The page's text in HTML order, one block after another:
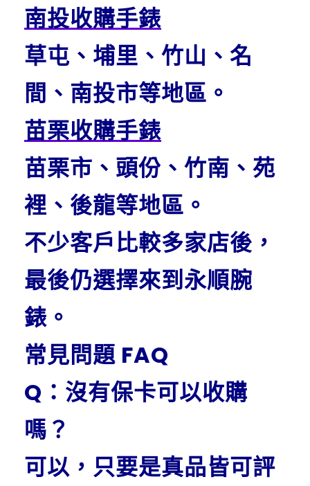
南投收購手錶
草屯、埔里、竹山、名
間、南投市等地區。
苗栗收購手錶
苗栗市、頭份、竹南、苑
裡、後龍等地區。
不少客戶比較多家店後，
最後仍選擇來到永順腕
錶。
常見問題 FAQ
Q：沒有保卡可以收購
嗎？
可以，只要是真品皆可評